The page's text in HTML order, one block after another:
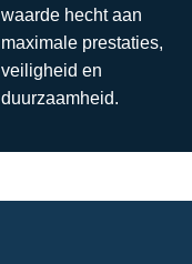
waarde hecht aan
maximale prestaties,
veiligheid en
duurzaamheid.